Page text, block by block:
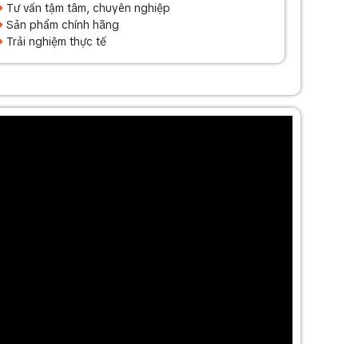
Tư vấn tậm tâm, chuyên nghiệp
Sản phẩm chính hãng
Trải nghiệm thực tế